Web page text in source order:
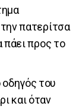
πατερίτσα
πάει προς το
του
και όταν